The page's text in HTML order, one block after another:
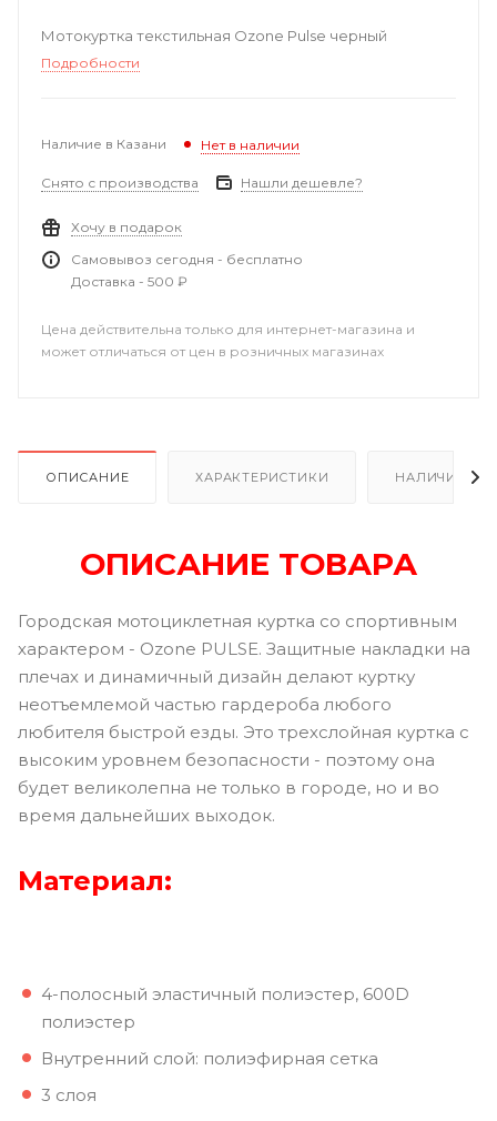
Мотокуртка текстильная Ozone Pulse черный
Подробности
Наличие в Казани Нет в наличии
Снято с производства Нашли дешевле?
Хочу в подарок
Самовывоз сегодня - бесплатно
Доставка - 500 ₽
Цена действительна только для интернет-магазина и
может отличаться от цен в розничных магазинах
ОПИСАНИЕ ХАРАКТЕРИСТИКИ НАЛИЧИЕ В
ОПИСАНИЕ ТОВАРА
Городская мотоциклетная куртка со спортивным
характером - Ozone PULSE. Защитные накладки на
плечах и динамичный дизайн делают куртку
неотъемлемой частью гардероба любого
любителя быстрой езды. Это трехслойная куртка с
высоким уровнем безопасности - поэтому она
будет великолепна не только в городе, но и во
время дальнейших выходок.
Материал:
4-полосный эластичный полиэстер, 600D
полиэстер
Внутренний слой: полиэфирная сетка
3 слоя